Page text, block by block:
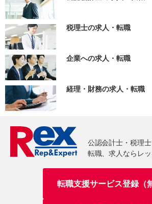
税理士の求人・転職
企業への求人・転職
経理・財務の求人・転職
転職支援サービス登録（